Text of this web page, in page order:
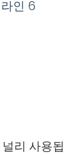
리 사용됩